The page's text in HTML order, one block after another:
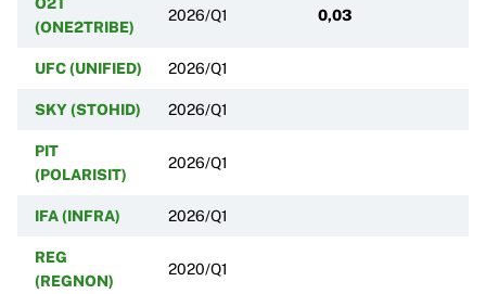
(ONE2TRIBE)
2026/Q1 0,03
UFC (UNIFIED) 2026/Q1
SKY (STOHID) 2026/Q1
PIT
(POLARISIT)
2026/Q1
IFA (INFRA) 2026/Q1
REG
(REGNON)
2020/Q1